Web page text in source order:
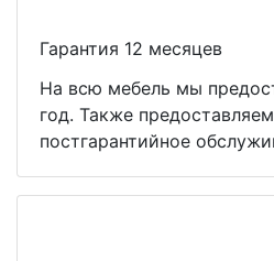
Гарантия 12 месяцев
На всю мебель мы
год. Также
постгарантийное